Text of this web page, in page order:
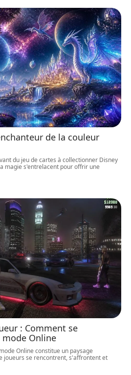
de la couleur
du jeu de cartes à collectionner Disney
magie s'entrelacent pour offrir une
: Comment se
Online
Online constitue un paysage
joueurs se rencontrent, s'affrontent et